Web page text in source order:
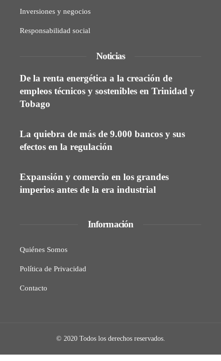
Inversiones y negocios
Responsabilidad social
Noticias
De la renta energética a la creación de
empleos técnicos y sostenibles en Trinidad y
Tobago
La quiebra de más de 9.000 bancos y sus
efectos en la regulación
Expansión y comercio en los grandes
imperios antes de la era industrial
Información
Quiénes Somos
Política de Privacidad
Contacto
© 2020 Todos los derechos reservados.